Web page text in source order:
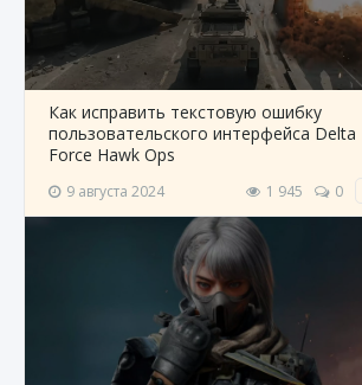
Как исправить текстовую ошибку
пользовательского интерфейса Delta
Force Hawk Ops
9 августа 2024 1 945 0